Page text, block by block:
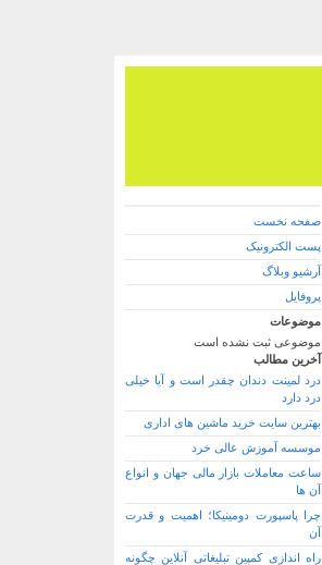
صفحه نخست
پست الکترونیک
آرشیو وبلاگ
پروفایل
موضوعات
موضوعی ثبت نشده است
آخرین مطالب
درد لمینت دندان چقدر است و آیا خیلی
درد دارد
بهترین سایت خرید ماشین های اداری
موسسه آموزش عالی خرد
ساعت معاملات بازار مالی جهان و انواع
آن ها
چرا پاسپورت دومینیکا؛ اهمیت و قدرت
آن
راه اندازی کمپین تبلیغاتی آنلاین چگونه